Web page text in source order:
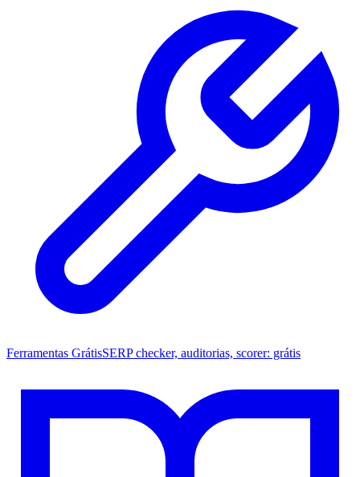
Ferramentas GrátisSERP checker, auditorias, scorer: grátis